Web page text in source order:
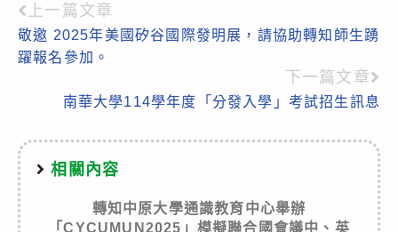
Read
more
上一篇文章
敬邀 2025年美國矽谷國際發明展，請協助轉知師生踴
躍報名參加。
下一篇文章
南華大學114學年度「分發入學」考試招生訊息
相關內容
轉知中原大學通識教育中心舉辦
「CYCUMUN2025」模擬聯合國會議中、英